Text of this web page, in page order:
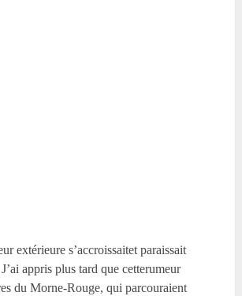
extérieure s’accroissaitet paraissait
appris plus tard que cetterumeur
du Morne-Rouge, qui parcouraient